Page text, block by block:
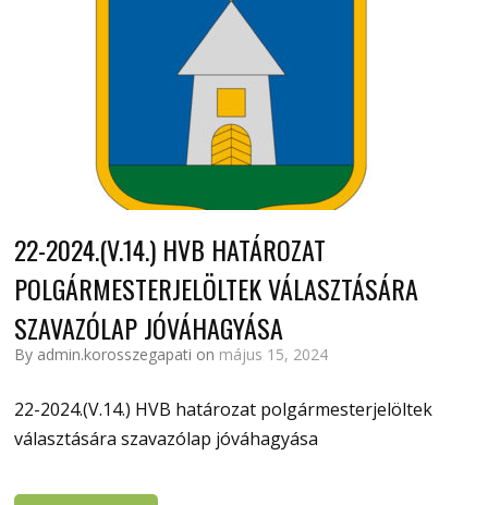
22-2024.(V.14.) HVB HATÁROZAT
POLGÁRMESTERJELÖLTEK VÁLASZTÁSÁRA
SZAVAZÓLAP JÓVÁHAGYÁSA
By admin.korosszegapati on május 15, 2024
22-2024.(V.14.) HVB határozat polgármesterjelöltek
választására szavazólap jóváhagyása